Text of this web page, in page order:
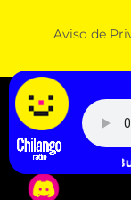
Aviso de
© 2026 SOPITAS.COM -
MÁS!.
Bad